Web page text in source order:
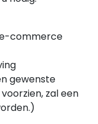
commerce
gewenste
zal een